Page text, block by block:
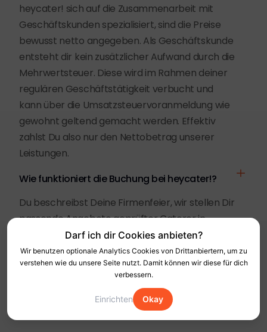
heycater! sich auf die Zusammenarbeit mit
Geschäftskunden spezialisiert, sind die Preise
bewusst netto angegeben. Als Geschäftskunde
entsteht dir kein zusätzlicher Aufwand durch die
Mehrwertsteuer. Diese wird im Rahmen deiner
regulären Geschäftstätigkeit verbucht und
kann über die Umsatzsteuervoranmeldung wie
gewohnt geltend gemacht werden. Effektiv
zahlst Du also nur den Nettobetrag unserer
Leistungen.
Wie funktioniert die Buchung bei heycater!?
Du beschreibst Deine Firmenfeier, wir stellen Dir
passende Angebote geprüfter Caterer in
München zusammen und begleiten die
Organisation.
Darf ich dir Cookies anbieten?
Wir benutzen optionale Analytics Cookies von Drittanbiertern, um zu
verstehen wie du unsere Seite nutzt. Damit können wir diese für dich
verbessern.
Einrichten Okay